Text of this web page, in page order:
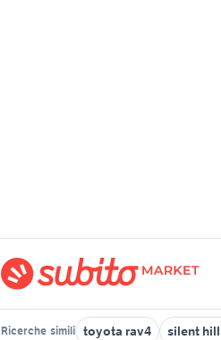
Ricerche simili toyota rav4 silent